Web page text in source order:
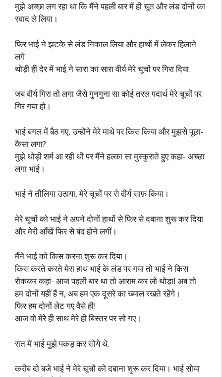
मुझे अच्छा लग रहा था कि मैंने पहली बार में ही चूत और लंड दोनों का
स्वाद ले लिया।
फिर भाई ने झटके से लंड निकाल लिया और हाथों में लेकर हिलाने
लगे.
थोड़ी ही देर में भाई ने सारा का सारा वीर्य मेरे चूचों पर गिरा दिया.
जब वीर्य गिरा तो लगा जैसे गुनगुना सा कोई तरल पदार्थ मेरे चूचों पर
गिर गया हो।
भाई बगल में बैठ गए, उन्होंने मेरे माथे पर किस किया और मुझसे पूछा-
कैसा लगा?
मुझे थोड़ी शर्म आ रही थी पर मैंने हल्का सा मुस्कुराते हुए कहा- अच्छा
लगा भाई।
भाई ने तौलिया उठाया, मेरे चूचों पर से वीर्य साफ़ किया।
मेरे चूचों को भाई ने अपने दोनों हाथों से फिर से दबाना शुरू कर दिया
और मेरी आँखें फिर से बंद होने लगीं।
मैंने भाई को किस करना शुरू कर दिया।
किस करते करते मेरा हाथ भाई के लंड पर गया तो भाई ने किस
रोककर कहा- आज पहली बार था तो आराम कर लो थोड़ा! अब तो
हम दोनों यहीं हैं न, अब हम एक दूसरे का ख्याल रखते रहेंगे।
फिर हम दोनों लेट गए वैसे ही!
आज वो मेरे ही साथ मेरे ही बिस्तर पर सो गए।
रात में भाई मुझे पकड़ कर सोये थे.
करीब दो बजे भाई ने मेरे चूचों को दबाना शुरू कर दिया। भाई सोया